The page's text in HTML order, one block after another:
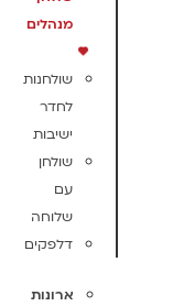
מנהלים
שולחנות
לחדר
ישיבות
שולחן
עם
שלוחה
דלפקים
ארונות